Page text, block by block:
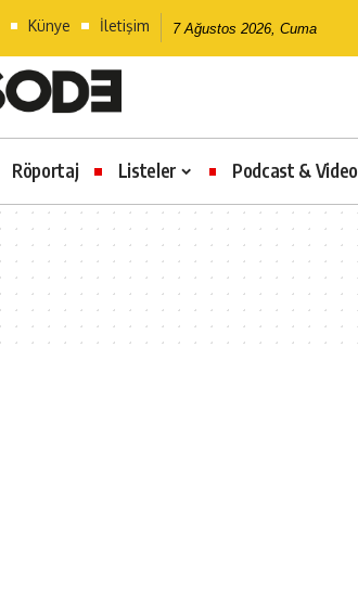
Künye İletişim 7 Ağustos 2026, Cuma
Röportaj Listeler Podcast & Video